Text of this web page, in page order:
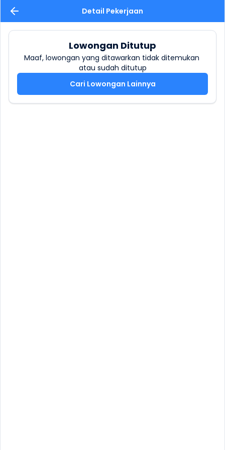
Detail Pekerjaan
Lowongan Ditutup
Maaf, lowongan yang ditawarkan tidak ditemukan
atau sudah ditutup
Cari Lowongan Lainnya